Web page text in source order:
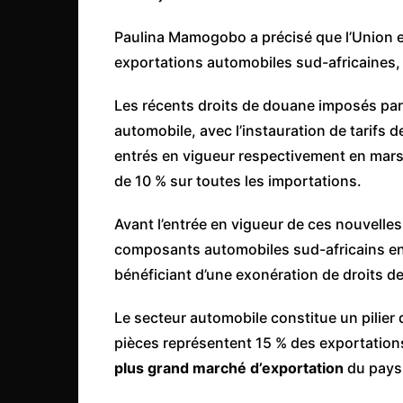
São Tomé et Príncipe
Sierra Leone
Soudan
Paulina Mamogobo a précisé que
exportations automobiles sud-
Les récents droits de douane imposés
automobile, avec l’instauration de tarifs
entrés en vigueur respectivement en
de 10 % sur toutes les importations.
Avant l’entrée en vigueur de ces
composants automobiles sud-africains
bénéficiant d’une exonération de droits
Le secteur automobile constitue un
pièces représentent 15 % des
plus grand marché d’exportation du